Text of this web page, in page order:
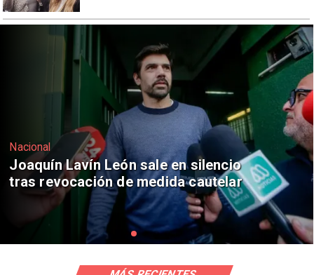
Nacional
Chile y Venezuela formalizan reinicio
de relaciones consulares